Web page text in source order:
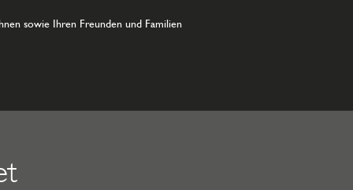
sowie Ihren Freunden und Familien